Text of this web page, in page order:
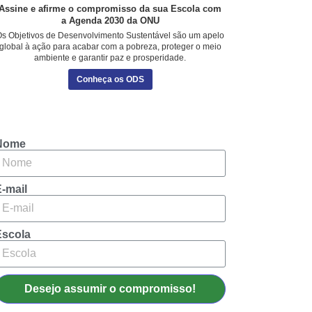
e afirme o compromisso da sua Escola com
a Agenda 2030 da ONU
Objetivos de Desenvolvimento Sustentável são um apelo
à ação para acabar com a pobreza, proteger o meio
ambiente e garantir paz e prosperidade.
Conheça os ODS
mail
Desejo assumir o compromisso!